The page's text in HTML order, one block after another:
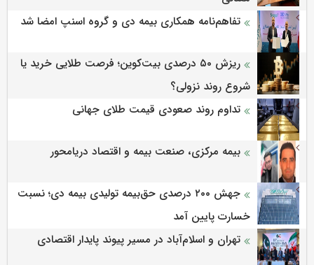
تفاهم‌نامه همکاری بیمه دی و گروه اسنپ امضا شد
ریزش ۵۰ درصدی بیت‌کوین؛ فرصت طلایی خرید یا
شروع روند نزولی؟
تداوم روند صعودی قیمت طلای جهانی
بیمه مرکزی، صنعت بیمه و اقتصاد دریامحور
جهش ۲۰۰ درصدی حق‌بیمه تولیدی بیمه دی؛ نسبت
خسارت پایین آمد
تهران و اسلام‌آباد در مسیر پیوند پایدار اقتصادی